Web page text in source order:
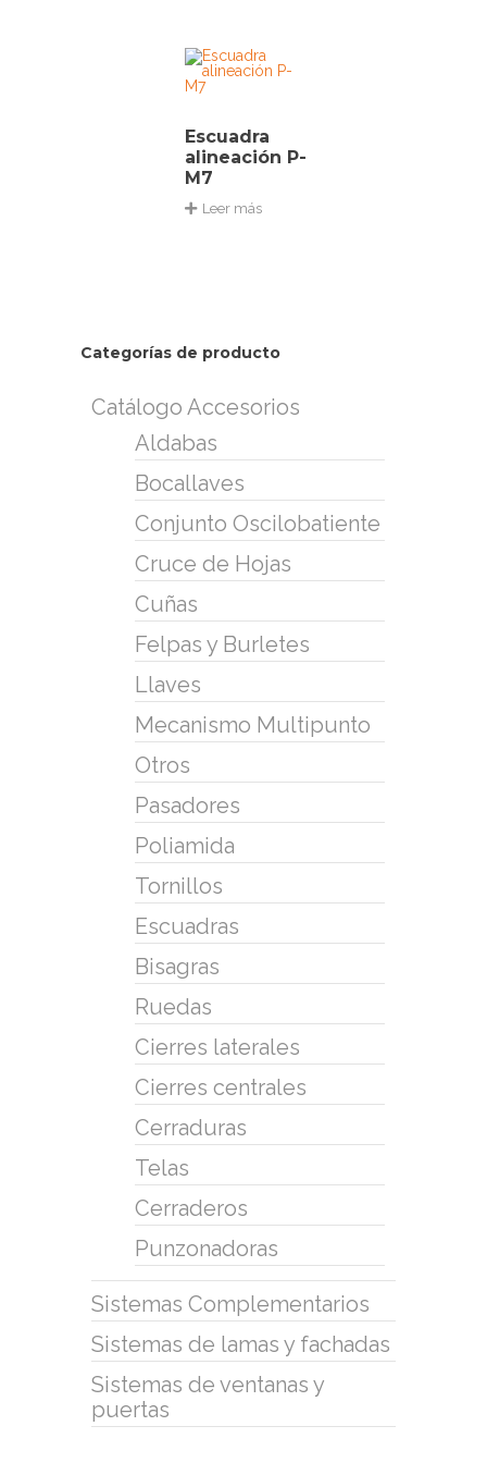
Escuadra
alineación P-
M7
Leer más
Categorías de producto
Catálogo Accesorios
Aldabas
Bocallaves
Conjunto Oscilobatiente
Cruce de Hojas
Cuñas
Felpas y Burletes
Llaves
Mecanismo Multipunto
Otros
Pasadores
Poliamida
Tornillos
Escuadras
Bisagras
Ruedas
Cierres laterales
Cierres centrales
Cerraduras
Telas
Cerraderos
Punzonadoras
Sistemas Complementarios
Sistemas de lamas y fachadas
Sistemas de ventanas y
puertas